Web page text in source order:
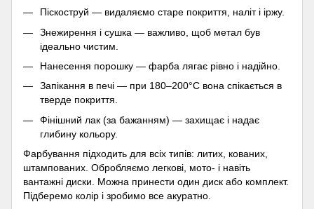
Піскоструй — видаляємо старе покриття, наліт і іржу.
Знежирення і сушка — важливо, щоб метал був
ідеально чистим.
Нанесення порошку — фарба лягає рівно і надійно.
Запікання в печі — при 180–200°C вона спікається в
тверде покриття.
Фінішний лак (за бажанням) — захищає і надає
глибину кольору.
Фарбування підходить для всіх типів: литих, кованих,
штампованих. Обробляємо легкові, мото- і навіть
вантажні диски. Можна принести один диск або комплект.
Підберемо колір і зробимо все акуратно.